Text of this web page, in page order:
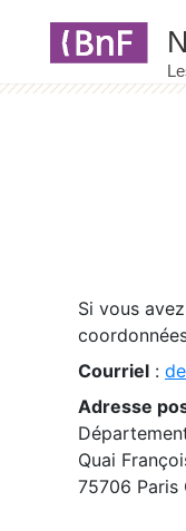
Si vous
Courriel :
Adresse
Quai
75706 Paris